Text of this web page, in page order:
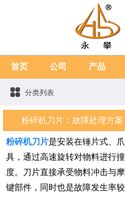
首页 公司 产品
分类列表
粉碎机刀片：故障处理方
粉碎机刀片是安装在锤片式、
具，通过高速旋转对物料进行
度。刀片直接承受物料冲击与
键部件，同时也是故障发生率较